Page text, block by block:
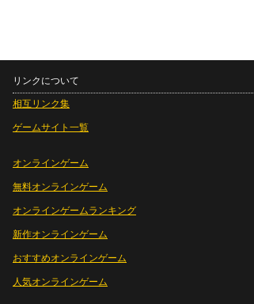
リンクについて
相互リンク集
ゲームサイト一覧
オンラインゲーム
無料オンラインゲーム
オンラインゲームランキング
新作オンラインゲーム
おすすめオンラインゲーム
人気オンラインゲーム